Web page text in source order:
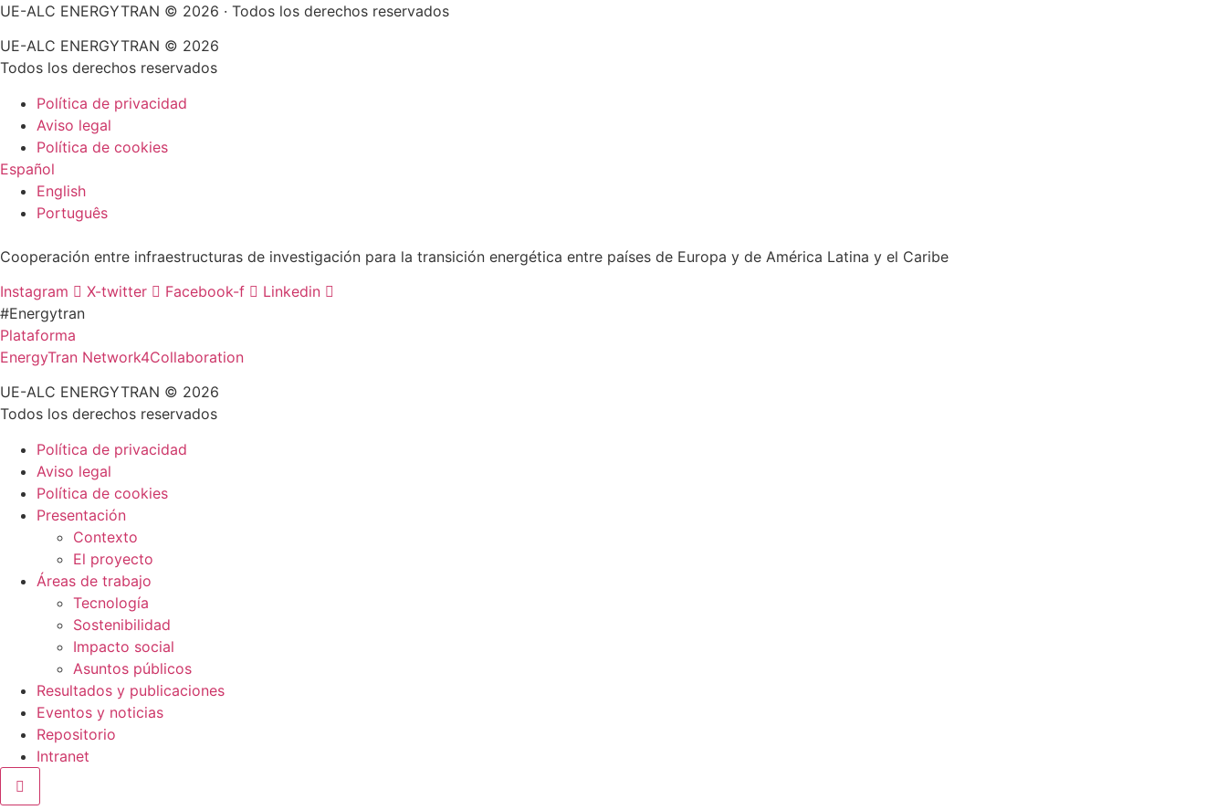
UE-ALC ENERGYTRAN © 2026 · Todos los derechos reservados
UE-ALC ENERGYTRAN © 2026
Todos los derechos reservados
Política de privacidad
Aviso legal
Política de cookies
Español
English
Português
Cooperación entre infraestructuras de investigación para la transición energética entre países de Europa y de América Latina y el Caribe
Instagram
X-twitter Facebook-f
Linkedin
#Energytran
Plataforma
EnergyTran Network4Collaboration
UE-ALC ENERGYTRAN © 2026
Todos los derechos reservados
Política de privacidad
Aviso legal
Política de cookies
Presentación
Contexto
El proyecto
Áreas de trabajo
Tecnología
Sostenibilidad
Impacto social
Asuntos públicos
Resultados y publicaciones
Eventos y noticias
Repositorio
Intranet
Menú conmutador hamburguesa